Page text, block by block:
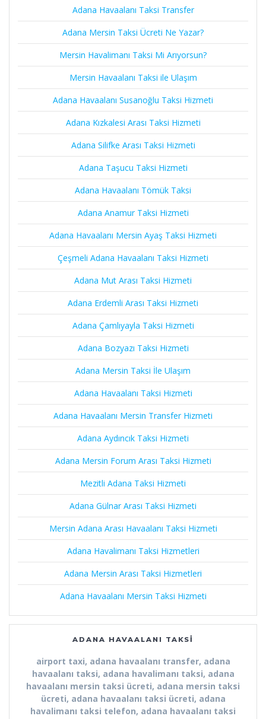
Adana Havaalanı Taksi Transfer
Adana Mersin Taksi Ücreti Ne Yazar?
Mersin Havalimanı Taksi Mi Arıyorsun?
Mersin Havaalanı Taksi ile Ulaşım
Adana Havaalanı Susanoğlu Taksi Hizmeti
Adana Kızkalesi Arası Taksi Hizmeti
Adana Silifke Arası Taksi Hizmeti
Adana Taşucu Taksi Hizmeti
Adana Havaalanı Tömük Taksi
Adana Anamur Taksi Hizmeti
Adana Havaalanı Mersin Ayaş Taksi Hizmeti
Çeşmeli Adana Havaalanı Taksi Hizmeti
Adana Mut Arası Taksi Hizmeti
Adana Erdemli Arası Taksi Hizmeti
Adana Çamlıyayla Taksi Hizmeti
Adana Bozyazı Taksi Hizmeti
Adana Mersin Taksi İle Ulaşım
Adana Havaalanı Taksi Hizmeti
Adana Havaalanı Mersin Transfer Hizmeti
Adana Aydıncık Taksi Hizmeti
Adana Mersin Forum Arası Taksi Hizmeti
Mezitli Adana Taksi Hizmeti
Adana Gülnar Arası Taksi Hizmeti
Mersin Adana Arası Havaalanı Taksi Hizmeti
Adana Havalimanı Taksi Hizmetleri
Adana Mersin Arası Taksi Hizmetleri
Adana Havaalanı Mersin Taksi Hizmeti
ADANA HAVAALANI TAKSI
airport taxi, adana havaalanı transfer, adana
havaalanı taksi, adana havalimanı taksi, adana
havaalanı mersin taksi ücreti, adana mersin taksi
ücreti, adana havaalanı taksi ücreti, adana
havalimanı taksi telefon, adana havaalanı taksi